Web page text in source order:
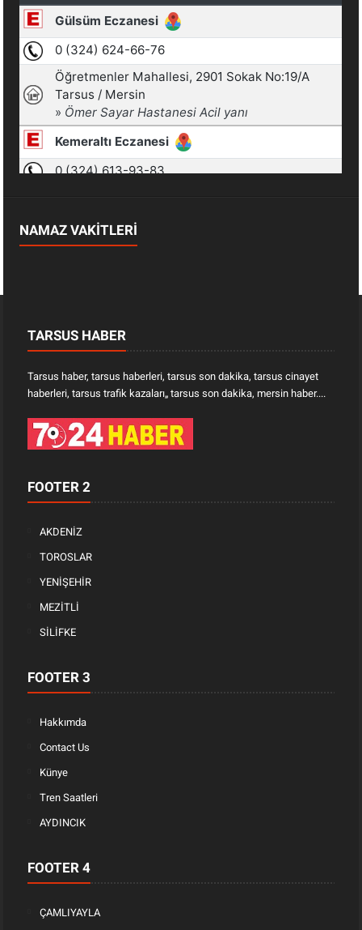
NAMAZ VAKİTLERİ
TARSUS HABER
Tarsus haber, tarsus haberleri, tarsus son dakika, tarsus cinayet
haberleri, tarsus trafik kazaları„ tarsus son dakika, mersin haber....
FOOTER 2
AKDENİZ
TOROSLAR
YENİŞEHİR
MEZİTLİ
SİLİFKE
FOOTER 3
Hakkımda
Contact Us
Künye
Tren Saatleri
AYDINCIK
FOOTER 4
ÇAMLIYAYLA